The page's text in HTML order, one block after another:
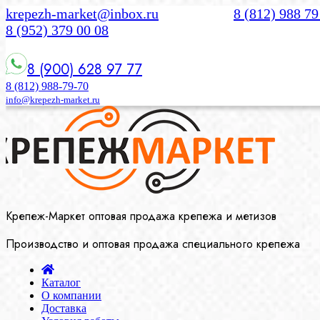
krepezh-market@inbox.ru
8 (812) 988
8 (952) 379 00 08
8 (900) 628 97 77
8 (812) 988-79-70
info@krepezh-market.ru
Крепеж-Маркет оптовая продажа крепежа и метизов
Производство и оптовая продажа специального крепежа
Каталог
О компании
Доставка